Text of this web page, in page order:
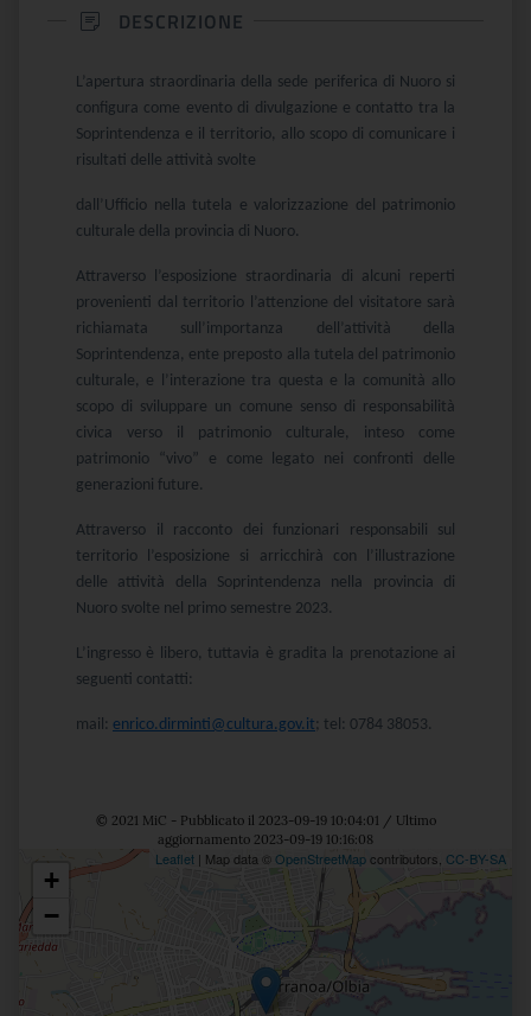
DESCRIZIONE
L’apertura straordinaria della sede periferica di Nuoro si
configura come evento di divulgazione e contatto tra la
Soprintendenza e il territorio, allo scopo di comunicare i
risultati delle attività svolte
dall’Ufficio nella tutela e valorizzazione del patrimonio
culturale della provincia di Nuoro.
Attraverso l’esposizione straordinaria di alcuni reperti
provenienti dal territorio l’attenzione del visitatore sarà
richiamata sull’importanza dell’attività della
Soprintendenza, ente preposto alla tutela del patrimonio
culturale, e l’interazione tra questa e la comunità allo
scopo di sviluppare un comune senso di responsabilità
civica verso il patrimonio culturale, inteso come
patrimonio “vivo” e come legato nei confronti delle
generazioni future.
Attraverso il racconto dei funzionari responsabili sul
territorio l’esposizione si arricchirà con l’illustrazione
delle attività della Soprintendenza nella provincia di
Nuoro svolte nel primo semestre 2023.
L’ingresso è libero, tuttavia è gradita la prenotazione ai
seguenti contatti:
mail: enrico.dirminti@cultura.gov.it; tel: 0784 38053.
© 2021 MiC - Pubblicato il 2023-09-19 10:04:01 / Ultimo
aggiornamento 2023-09-19 10:16:08
Posizione
+
−
Leaflet | Map data © OpenStreetMapcontributors, CC-BY-SA